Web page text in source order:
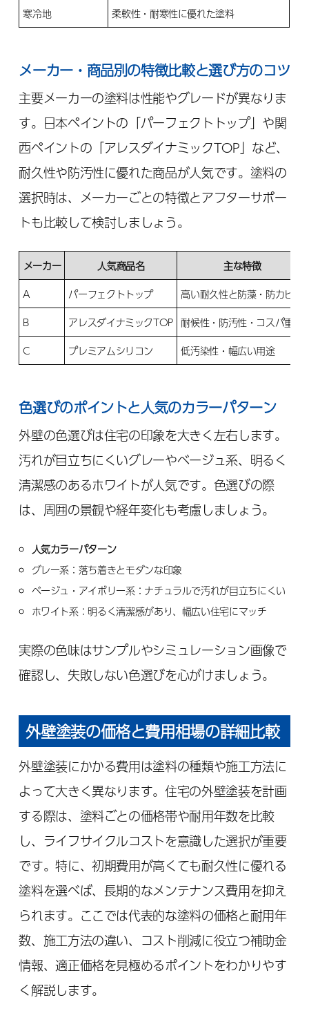
寒冷地
柔軟性・耐寒性に優れた塗料
メーカー・商品別の特徴比較と選び方のコツ
主要メーカーの塗料は性能やグレードが異なりま
す。日本ペイントの「パーフェクトトップ」や関
西ペイントの「アレスダイナミックTOP」など、
耐久性や防汚性に優れた商品が人気です。塗料の
選択時は、メーカーごとの特徴とアフターサポー
トも比較して検討しましょう。
メーカー 人気商品名
主な特徴
A
パーフェクトトップ
高い耐久性と防藻・防カビ性
B
アレスダイナミックTOP 耐候性・防汚性・コスパ重視
C
プレミアムシリコン 低汚染性・幅広い用途
色選びのポイントと人気のカラーパターン
外壁の色選びは住宅の印象を大きく左右します。
汚れが目立ちにくいグレーやベージュ系、明るく
清潔感のあるホワイトが人気です。色選びの際
は、周囲の景観や経年変化も考慮しましょう。
人気カラーパターン
グレー系：落ち着きとモダンな印象
ベージュ・アイボリー系：ナチュラルで汚れが目立ちにくい
ホワイト系：明るく清潔感があり、幅広い住宅にマッチ
実際の色味はサンプルやシミュレーション画像で
確認し、失敗しない色選びを心がけましょう。
外壁塗装の価格と費用相場の詳細比較
外壁塗装にかかる費用は塗料の種類や施工方法に
よって大きく異なります。住宅の外壁塗装を計画
する際は、塗料ごとの価格帯や耐用年数を比較
し、ライフサイクルコストを意識した選択が重要
です。特に、初期費用が高くても耐久性に優れる
塗料を選べば、長期的なメンテナンス費用を抑え
られます。ここでは代表的な塗料の価格と耐用年
数、施工方法の違い、コスト削減に役立つ補助金
情報、適正価格を見極めるポイントをわかりやす
く解説します。